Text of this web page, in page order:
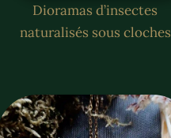
Dioramas d’insectes
naturalisés sous cloches